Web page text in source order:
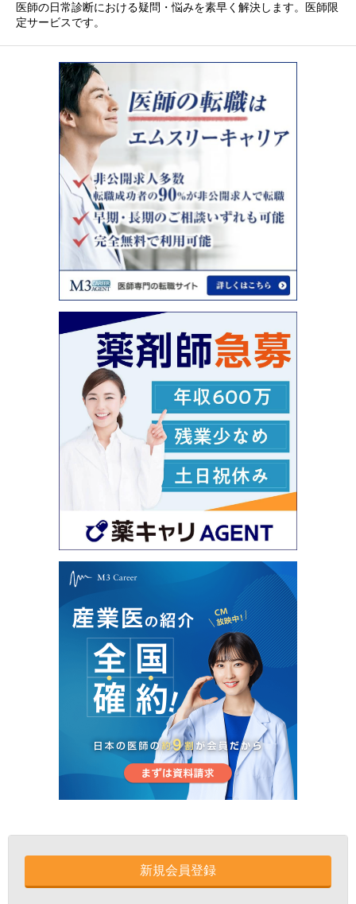
医師の⽇常診断における疑問・悩みを素早く解決します。医師限
定サービスです。
新規会員登録